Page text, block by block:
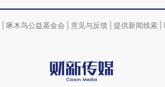
啄木鸟公益基金会 意见与反馈 提供新闻线索